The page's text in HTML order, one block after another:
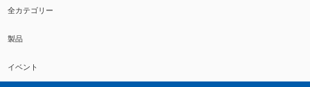
全カテゴリー
製品
イベント